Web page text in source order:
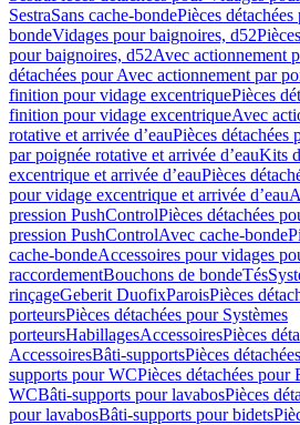
SestraSans cache-bondePièces
bondeVidages pour baignoires, d52
pour baignoires, d52Avec actionnement
détachées pour Avec actionnement par
finition pour vidage excentriquePièces
finition pour vidage excentriqueAvec
rotative et arrivée d’eauPièces détachées
par poignée rotative et arrivée d’eauKits
excentrique et arrivée d’eauPièces
pour vidage excentrique et arrivée d’eau
pression PushControlPièces détachées
pression PushControlAvec cache-bonde
cache-bondeAccessoires pour vidages
raccordementBouchons de bondeTés
rinçageGeberit DuofixParoisPièces
porteursPièces détachées pour Systèmes
porteursHabillagesAccessoiresPièces
AccessoiresBâti-supportsPièces
supports pour WCPièces détachées pour
WCBâti-supports pour lavabosPièces
pour lavabosBâti-supports pour bidets